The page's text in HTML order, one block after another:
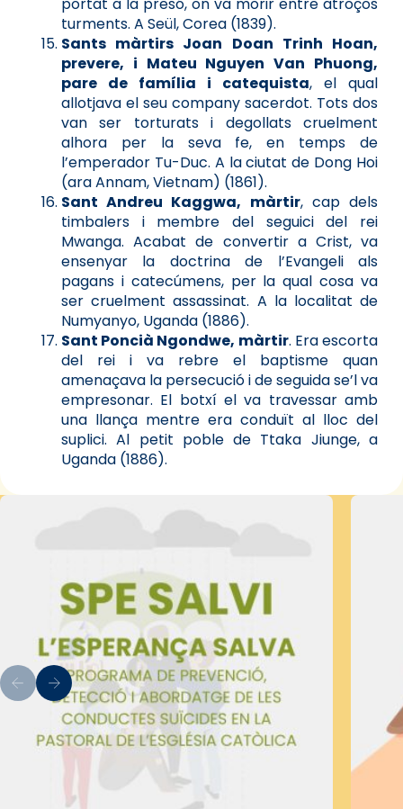
turments. A Seül, Corea (1839).
Sants màrtirs Joan Doan Trinh Hoan,
prevere, i Mateu Nguyen Van Phuong,
pare de família i catequista, el qual
allotjava el seu company sacerdot. Tots dos
van ser torturats i degollats cruelment
alhora per la seva fe, en temps de
l’emperador Tu-Duc. A la ciutat de Dong Hoi
(ara Annam, Vietnam) (1861).
Sant Andreu Kaggwa, màrtir, cap dels
timbalers i membre del seguici del rei
Mwanga. Acabat de convertir a Crist, va
ensenyar la doctrina de l’Evangeli als
pagans i catecúmens, per la qual cosa va
ser cruelment assassinat. A la localitat de
Numyanyo, Uganda (1886).
Sant Poncià Ngondwe, màrtir. Era escorta
del rei i va rebre el baptisme quan
amenaçava la persecució i de seguida se’l va
empresonar. El botxí el va travessar amb
una llança mentre era conduït al lloc del
suplici. Al petit poble de Ttaka Jiunge, a
Uganda (1886).